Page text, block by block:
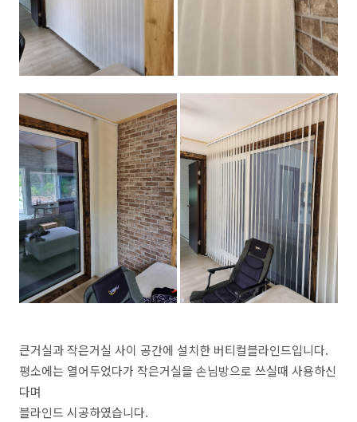
큰거실과 작은거실 사이 공간에 설치한 버티컬블라인드입니다.
평소에는 열어두었다가 작은거실을 손님방으로 쓰실때 사용하신
다며
블라인드 시공하였습니다.